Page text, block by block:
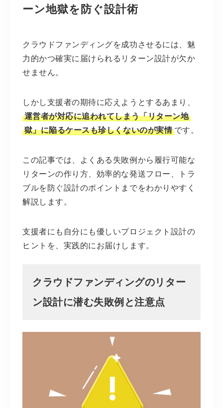
ーン地獄を防ぐ設計術
クラウドファンディングを成功させるには、魅
力的かつ確実に届けられるリターン設計が欠か
せません。
しかし支援者の期待に応えようとするあまり、
運営者が対応に追われてしまう「リターン地
獄」に陥るケースも珍しくないのが実情です。
この記事では、よくある失敗例から履行可能な
リターンの作り方、効率的な発送フロー、トラ
ブルを防ぐ設計のポイントまでをわかりやすく
解説します。
支援者にも自分にも優しいプロジェクト設計の
ヒントを、実践的にお届けします。
クラウドファンディングのリター
ン設計に潜む失敗例と注意点